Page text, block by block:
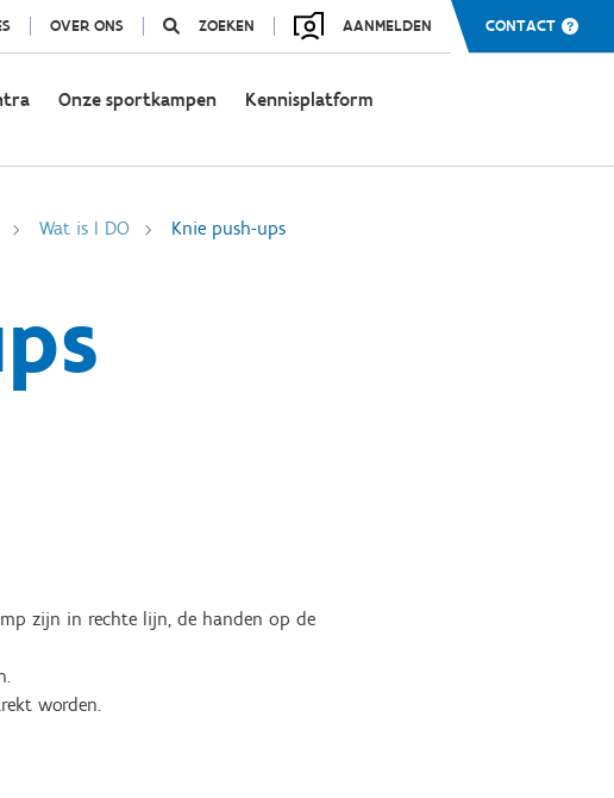
OVER ONS ZOEKEN AANMELDEN CONTACT
Onze sportkampen Kennisplatform
Wat is I DO Knie push-ups
zijn in rechte lijn, de handen op de
worden.